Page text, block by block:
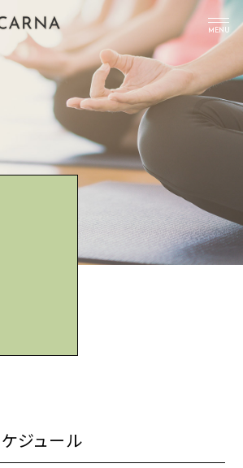
MENU
TOP
NEWS
ABOUT
クラス
INFORMATION
ジュール